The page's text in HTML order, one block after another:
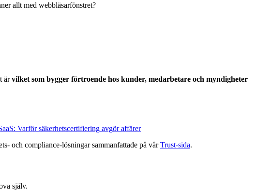
allt med webbläsarfönstret?
ärvilket som bygger förtroende hos kunder, medarbetare och myndigheter
Varför säkerhetscertifiering avgör affärer
och compliance-lösningar sammanfattade på vårTrust-sida.
själv.